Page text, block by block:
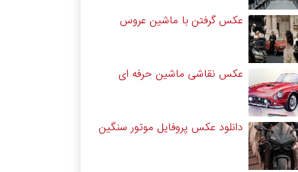
عکس گرفتن با ماشین عروس
عکس نقاشی ماشین حرفه ای
دانلود عکس پروفایل موتور سنگین